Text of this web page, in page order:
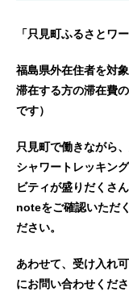
「只見町ふるさとワ
福島県外在住者を対
滞在する方の滞在費
です
只見町で働きながら
シャワートレッキン
ビティが盛りだくさ
noteをご確認いただ
ださい。
あわせて、受け入れ
にお問い合わせくださ